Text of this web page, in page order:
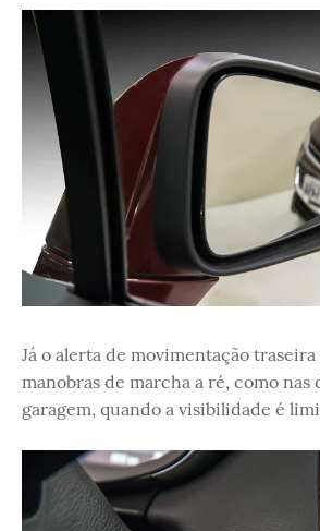
Já o alerta de movimentação traseira
manobras de marcha a ré, como nas
garagem, quando a visibilidade é